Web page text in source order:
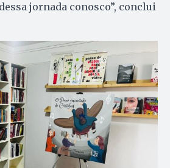
jornada conosco”, conclui